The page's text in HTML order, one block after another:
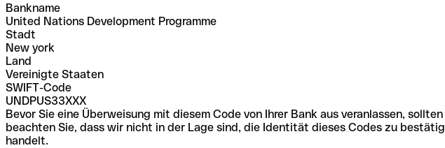
Bankname
United Nations Development Programme
Stadt
New york
Land
Vereinigte Staaten
SWIFT-Code
UNDPUS33XXX
Bevor Sie eine Überweisung mit diesem Code von Ihrer Bank aus veranlassen,
beachten Sie, dass wir nicht in der Lage sind, die Identität dieses Codes zu
handelt.